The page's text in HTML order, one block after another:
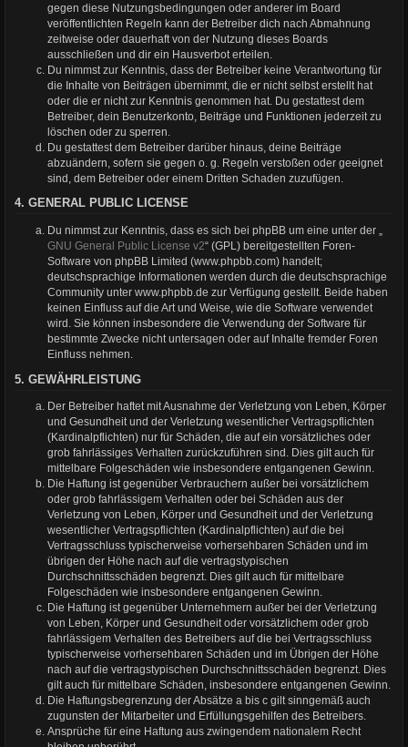
gegen diese Nutzungsbedingungen oder anderer im Board
veröffentlichten Regeln kann der Betreiber dich nach Abmahnung
zeitweise oder dauerhaft von der Nutzung dieses Boards
ausschließen und dir ein Hausverbot erteilen.
Du nimmst zur Kenntnis, dass der Betreiber keine Verantwortung für
die Inhalte von Beiträgen übernimmt, die er nicht selbst erstellt hat
oder die er nicht zur Kenntnis genommen hat. Du gestattest dem
Betreiber, dein Benutzerkonto, Beiträge und Funktionen jederzeit zu
löschen oder zu sperren.
Du gestattest dem Betreiber darüber hinaus, deine Beiträge
abzuändern, sofern sie gegen o. g. Regeln verstoßen oder geeignet
sind, dem Betreiber oder einem Dritten Schaden zuzufügen.
4. GENERAL PUBLIC LICENSE
Du nimmst zur Kenntnis, dass es sich bei phpBB um eine unter der „
GNU General Public License v2“ (GPL) bereitgestellten Foren-
Software von phpBB Limited (www.phpbb.com) handelt;
deutschsprachige Informationen werden durch die deutschsprachige
Community unter www.phpbb.de zur Verfügung gestellt. Beide haben
keinen Einfluss auf die Art und Weise, wie die Software verwendet
wird. Sie können insbesondere die Verwendung der Software für
bestimmte Zwecke nicht untersagen oder auf Inhalte fremder Foren
Einfluss nehmen.
5. GEWÄHRLEISTUNG
Der Betreiber haftet mit Ausnahme der Verletzung von Leben, Körper
und Gesundheit und der Verletzung wesentlicher Vertragspflichten
(Kardinalpflichten) nur für Schäden, die auf ein vorsätzliches oder
grob fahrlässiges Verhalten zurückzuführen sind. Dies gilt auch für
mittelbare Folgeschäden wie insbesondere entgangenen Gewinn.
Die Haftung ist gegenüber Verbrauchern außer bei vorsätzlichem
oder grob fahrlässigem Verhalten oder bei Schäden aus der
Verletzung von Leben, Körper und Gesundheit und der Verletzung
wesentlicher Vertragspflichten (Kardinalpflichten) auf die bei
Vertragsschluss typischerweise vorhersehbaren Schäden und im
übrigen der Höhe nach auf die vertragstypischen
Durchschnittsschäden begrenzt. Dies gilt auch für mittelbare
Folgeschäden wie insbesondere entgangenen Gewinn.
Die Haftung ist gegenüber Unternehmern außer bei der Verletzung
von Leben, Körper und Gesundheit oder vorsätzlichem oder grob
fahrlässigem Verhalten des Betreibers auf die bei Vertragsschluss
typischerweise vorhersehbaren Schäden und im Übrigen der Höhe
nach auf die vertragstypischen Durchschnittsschäden begrenzt. Dies
gilt auch für mittelbare Schäden, insbesondere entgangenen Gewinn.
Die Haftungsbegrenzung der Absätze a bis c gilt sinngemäß auch
zugunsten der Mitarbeiter und Erfüllungsgehilfen des Betreibers.
Ansprüche für eine Haftung aus zwingendem nationalem Recht